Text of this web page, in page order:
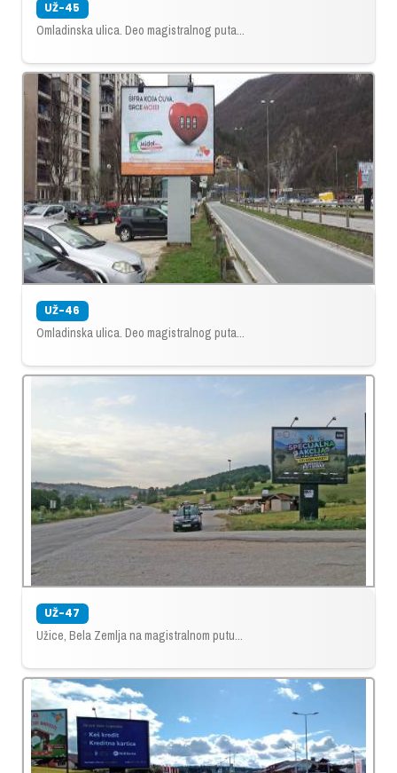
UŽ-45
Omladinska ulica. Deo magistralnog puta...
UŽ-46
Omladinska ulica. Deo magistralnog puta...
UŽ-47
Užice, Bela Zemlja na magistralnom putu...